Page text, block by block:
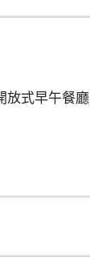
放式早午餐廳